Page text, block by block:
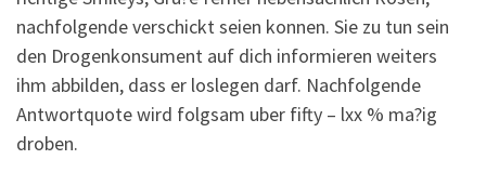
nachfolgende verschickt seien konnen. Sie zu tun sein
den Drogenkonsument auf dich informieren weiters
ihm abbilden, dass er loslegen darf. Nachfolgende
Antwortquote wird folgsam uber fifty – lxx % ma?ig
droben.